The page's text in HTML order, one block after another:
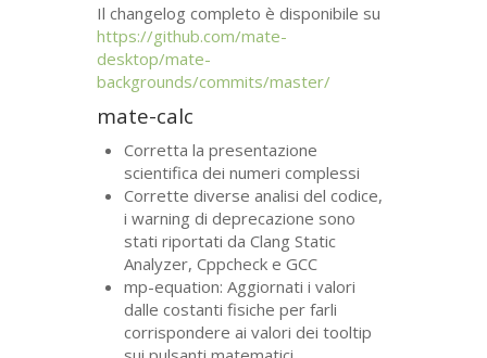
Il changelog completo è disponibile su
https://github.com/mate-
desktop/mate-
backgrounds/commits/master/
mate-calc
Corretta la presentazione
scientifica dei numeri complessi
Corrette diverse analisi del codice,
i warning di deprecazione sono
stati riportati da Clang Static
Analyzer, Cppcheck eGCC
mp-equation: Aggiornati i valori
dalle costanti fisiche per farli
corrispondere ai valori dei tooltip